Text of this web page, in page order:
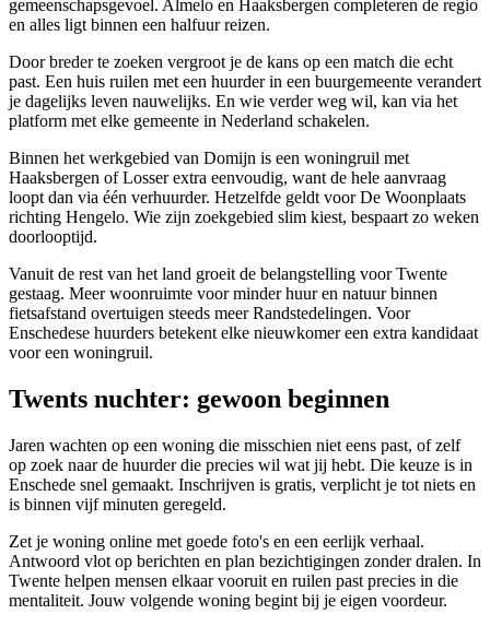
gemeenschapsgevoel. Almelo en Haaksbergen completeren de regio
en alles ligt binnen een halfuur reizen.
Door breder te zoeken vergroot je de kans op een match die echt
past. Een huis ruilen met een huurder in een buurgemeente verandert
je dagelijks leven nauwelijks. En wie verder weg wil, kan via het
platform met elke gemeente in Nederland schakelen.
Binnen het werkgebied van Domijn is een woningruil met
Haaksbergen of Losser extra eenvoudig, want de hele aanvraag
loopt dan via één verhuurder. Hetzelfde geldt voor De Woonplaats
richting Hengelo. Wie zijn zoekgebied slim kiest, bespaart zo weken
doorlooptijd.
Vanuit de rest van het land groeit de belangstelling voor Twente
gestaag. Meer woonruimte voor minder huur en natuur binnen
fietsafstand overtuigen steeds meer Randstedelingen. Voor
Enschedese huurders betekent elke nieuwkomer een extra kandidaat
voor een woningruil.
Twents nuchter: gewoon beginnen
Jaren wachten op een woning die misschien niet eens past, of zelf
op zoek naar de huurder die precies wil wat jij hebt. Die keuze is in
Enschede snel gemaakt. Inschrijven is gratis, verplicht je tot niets en
is binnen vijf minuten geregeld.
Zet je woning online met goede foto's en een eerlijk verhaal.
Antwoord vlot op berichten en plan bezichtigingen zonder dralen. In
Twente helpen mensen elkaar vooruit en ruilen past precies in die
mentaliteit. Jouw volgende woning begint bij je eigen voordeur.